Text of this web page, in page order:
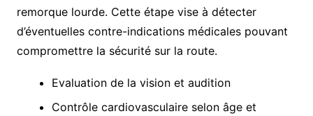
remorque lourde. Cette étape vise à détecter
d’éventuelles contre-indications médicales pouvant
compromettre la sécurité sur la route.
Evaluation de la vision et audition
Contrôle cardiovasculaire selon âge et